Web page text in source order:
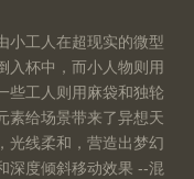
小工人在超现实的微型
入杯中，而小人物则用
些工人则用麻袋和独轮
素给场景带来了异想天
光线柔和，营造出梦幻
深度倾斜移动效果 --混